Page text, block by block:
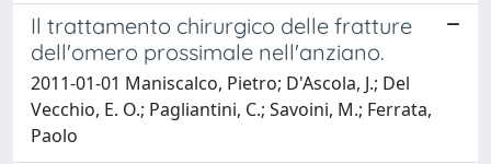
Il trattamento chirurgico delle fratture
dell'omero prossimale nell'anziano.
2011-01-01 Maniscalco, Pietro; D'Ascola, J.; Del
Vecchio, E. O.; Pagliantini, C.; Savoini, M.; Ferrata,
Paolo